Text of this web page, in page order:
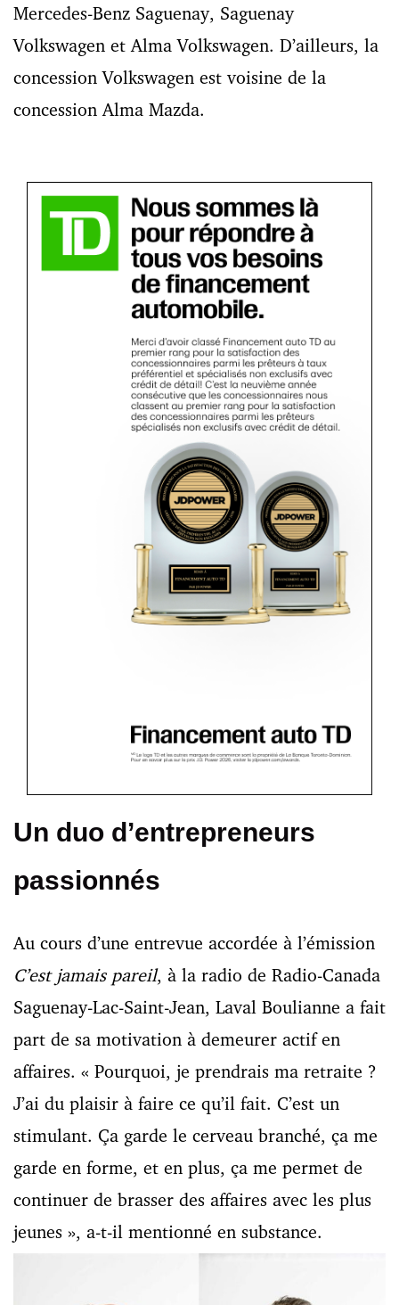
Mercedes-Benz Saguenay, Saguenay
Volkswagen et Alma Volkswagen. D’ailleurs, la
concession Volkswagen est voisine de la
concession Alma Mazda.
Un duo d’entrepreneurs
passionnés
Au cours d’une entrevue accordée à l’émission
C’est jamais pareil, à la radio de Radio-Canada
Saguenay-Lac-Saint-Jean, Laval Boulianne a fait
part de sa motivation à demeurer actif en
affaires. « Pourquoi, je prendrais ma retraite ?
J’ai du plaisir à faire ce qu’il fait. C’est un
stimulant. Ça garde le cerveau branché, ça me
garde en forme, et en plus, ça me permet de
continuer de brasser des affaires avec les plus
jeunes », a-t-il mentionné en substance.